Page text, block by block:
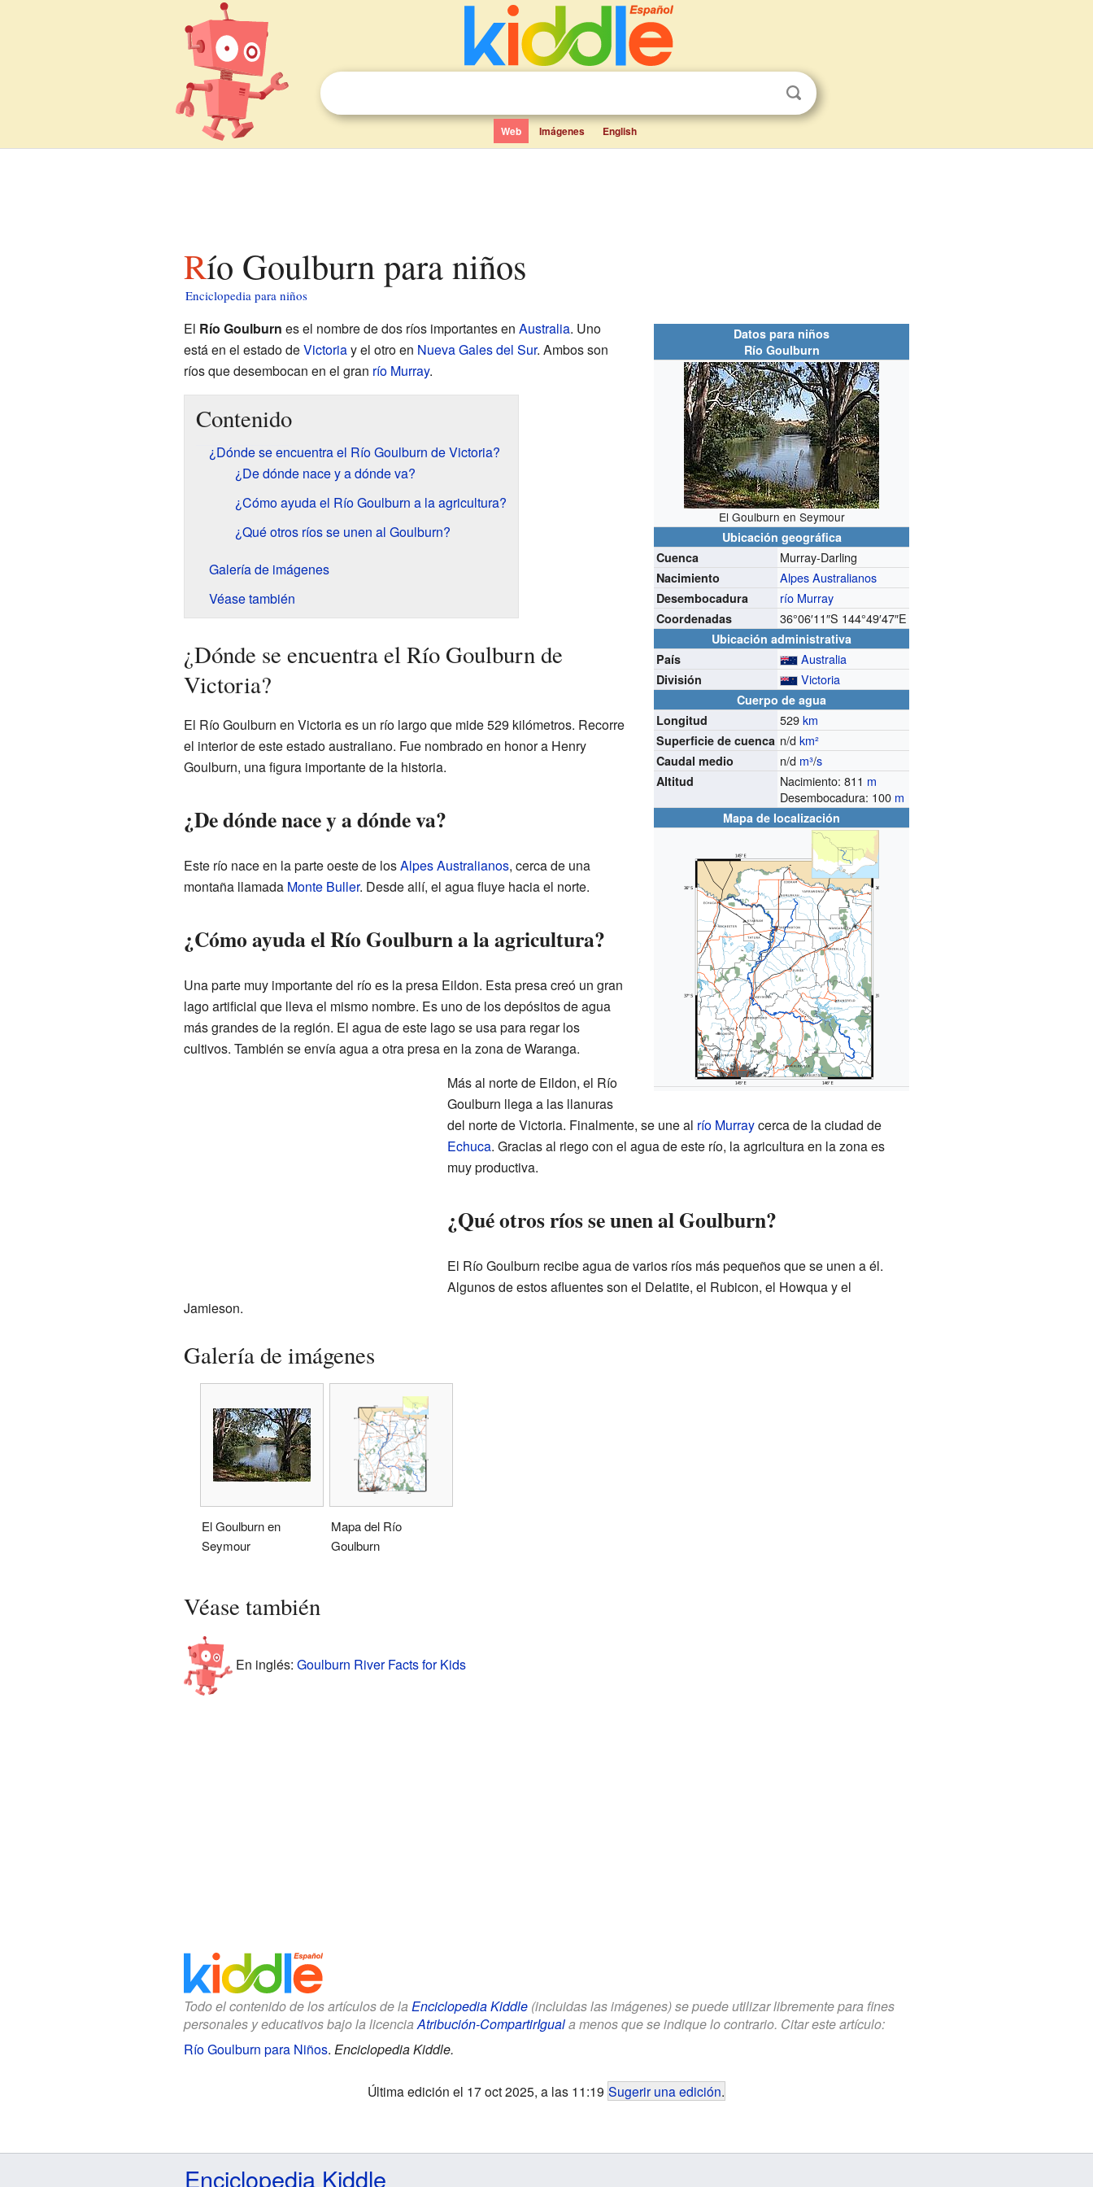
Web Imágenes English
Río Goulburn para niños
Enciclopedia para niños
Datos para niños
Río Goulburn
El Goulburn en Seymour
Ubicación geográfica
Cuenca
Murray-Darling
Nacimiento Alpes Australianos
Desembocadura río Murray
Coordenadas 36°06′11″S 144°49′47″E
Ubicación administrativa
País
Australia
División Victoria
Cuerpo de agua
Longitud
529km
Superficie de cuenca n/dkm²
Caudal medio n/d m³/s
Altitud Nacimiento: 811 m
Desembocadura: 100 m
Mapa de localización
El Río Goulburn es el nombre de dos ríos importantes en Australia. Uno
está en el estado deVictoriay el otro en Nueva Gales del Sur. Ambos son
ríos que desembocan en el gran río Murray.
Contenido
¿Dónde se encuentra el Río Goulburn de Victoria?
¿De dónde nace y a dónde va?
¿Cómo ayuda el Río Goulburn a la agricultura?
¿Qué otros ríos se unen al Goulburn?
Galería de imágenes
Véase también
¿Dónde se encuentra el Río Goulburn de
Victoria?
El Río Goulburn en Victoria es un río largo que mide 529 kilómetros. Recorre
el interior de este estado australiano. Fue nombrado en honor a Henry
Goulburn, una figura importante de la historia.
¿De dónde nace y a dónde va?
Este río nace en la parte oeste de losAlpes Australianos, cerca de una
montaña llamada Monte Buller. Desde allí, el agua fluye hacia el norte.
¿Cómo ayuda el Río Goulburn a la agricultura?
Una parte muy importante del río es la presa Eildon. Esta presa creó un gran
lago artificial que lleva el mismo nombre. Es uno de los depósitos de agua
más grandes de la región. El agua de este lago se usa para regar los
cultivos. También se envía agua a otra presa en la zona de Waranga.
Más al norte de Eildon, el Río
Goulburn llega a las llanuras
del norte de Victoria. Finalmente, se une al río Murraycerca de la ciudad de
Echuca. Gracias al riego con el agua de este río, la agricultura en la zona es
muy productiva.
¿Qué otros ríos se unen al Goulburn?
El Río Goulburn recibe agua de varios ríos más pequeños que se unen a él.
Algunos de estos afluentes son el Delatite, el Rubicon, el Howqua y el
Jamieson.
Galería de imágenes
El Goulburn en
Seymour
Mapa del Río
Goulburn
Véase también
En inglés: Goulburn River Facts for Kids
Todo el contenido de los artículos de la Enciclopedia Kiddle(incluidas las imágenes) se puede utilizar libremente para fines
personales y educativos bajo la licencia Atribución-CompartirIguala menos que se indique lo contrario. Citar este artículo:
Río Goulburn para Niños. Enciclopedia Kiddle.
Última edición el 17 oct 2025, a las 11:19 Sugerir una edición.
Enciclopedia Kiddle